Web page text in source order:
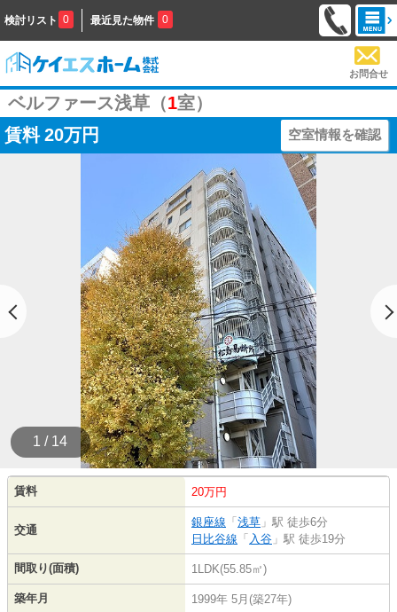
検討リスト 0 最近見た物件 0
お問合せ
ベルファース浅草（1室）
賃料 20万円 空室情報を確認
1 / 14
賃料 20万円
交通
銀座線 「 浅草 」駅 徒歩6分
日比谷線 「 入谷 」駅 徒歩19分
間取り(面積) 1LDK(55.85㎡)
築年月 1999年 5月(築27年)